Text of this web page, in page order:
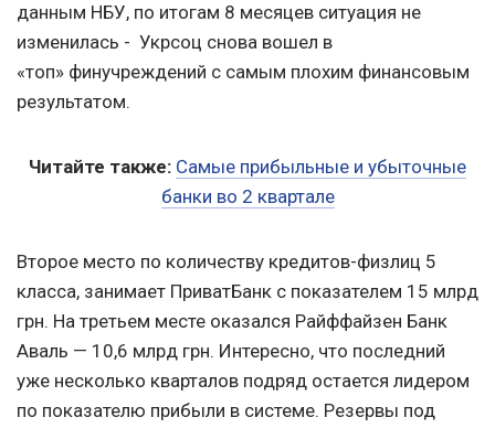
данным НБУ, по итогам 8 месяцев ситуация не
изменилась - Укрсоц снова вошел в
«топ» финучреждений с самым плохим финансовым
результатом.
Читайте также: Самые прибыльные и убыточные
банки во 2 квартале
Второе место по количеству кредитов-физлиц 5
класса, занимает ПриватБанк с показателем 15 млрд
грн. На третьем месте оказался Райффайзен Банк
Аваль — 10,6 млрд грн. Интересно, что последний
уже несколько кварталов подряд остается лидером
по показателю прибыли в системе. Резервы под